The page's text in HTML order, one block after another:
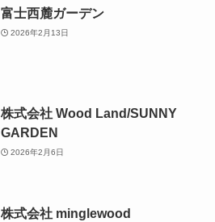
富士西麓ガーデン
2026年2月13日
株式会社 Wood Land/SUNNY
GARDEN
2026年2月6日
株式会社 minglewood